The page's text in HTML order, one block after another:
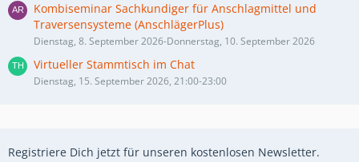
Kombiseminar Sachkundiger für Anschlagmittel und
Traversensysteme (AnschlägerPlus)
Dienstag, 8. September 2026-Donnerstag, 10. September 2026
Virtueller Stammtisch im Chat
Dienstag, 15. September 2026, 21:00-23:00
Registriere Dich jetzt für unseren kostenlosen Newsletter.